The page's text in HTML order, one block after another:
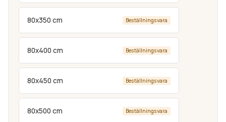
80x350 cm Beställningsvara
80x400 cm Beställningsvara
80x450 cm Beställningsvara
80x500 cm Beställningsvara